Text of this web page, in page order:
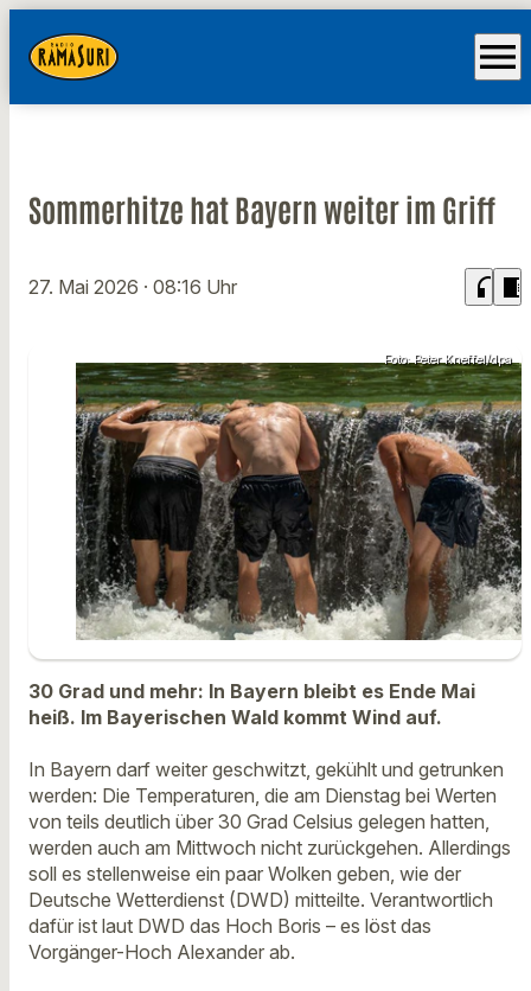
menu
Sommerhitze hat Bayern weiter im Griff
27. Mai 2026 · 08:16 Uhr headphones chrome_reader_mode
Foto: Peter Kneffel/dpa
30 Grad und mehr: In Bayern bleibt es Ende Mai
heiß. Im Bayerischen Wald kommt Wind auf.
In Bayern darf weiter geschwitzt, gekühlt und getrunken
werden: Die Temperaturen, die am Dienstag bei Werten
von teils deutlich über 30 Grad Celsius gelegen hatten,
werden auch am Mittwoch nicht zurückgehen. Allerdings
soll es stellenweise ein paar Wolken geben, wie der
Deutsche Wetterdienst (DWD) mitteilte. Verantwortlich
dafür ist laut DWD das Hoch Boris – es löst das
Vorgänger-Hoch Alexander ab.